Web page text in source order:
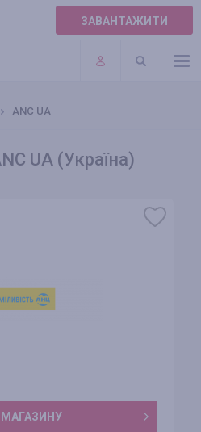
ЗАВАНТАЖИТИ
ANC UA
UA (Україна)